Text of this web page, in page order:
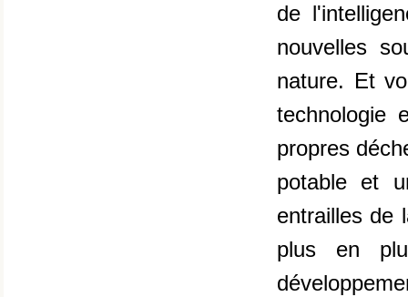
de
nouvelles
nature. Et
technologie
propres
potable et
entrailles de
plus en